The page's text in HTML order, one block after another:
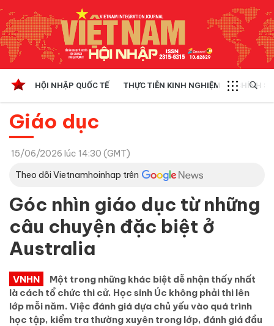
HỘI NHẬP QUỐC TẾ THỰC TIỄN KINH NGHIỆM CHÍNH
Giáo dục
15/06/2026 lúc 14:30 (GMT)
Theo dõi Vietnamhoinhap trên
Góc nhìn giáo dục từ những
câu chuyện đặc biệt ở
Australia
VNHN
Một trong những khác biệt dễ nhận thấy nhất
là cách tổ chức thi cử. Học sinh Úc không phải thi lên
lớp mỗi năm. Việc đánh giá dựa chủ yếu vào quá trình
học tập, kiểm tra thường xuyên trong lớp, đánh giá đầu